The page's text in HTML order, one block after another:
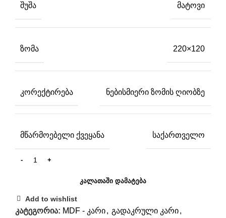
ᲨᲣᲨᲐ მატოვი
ᲖᲝᲛᲐ 220×120
ᲙᲝᲠᲔᲥᲢᲘᲠᲔᲑᲐ ნებისმიერი ზომის ღიობზე
ᲛᲬᲐᲠᲛᲝᲔᲑᲔᲚᲘ ᲥᲕᲔᲧᲐᲜᲐ საქართველო
ᲙᲐᲚᲐᲗᲐᲨᲘ ᲓᲐᲛᲐᲢᲔᲑᲐ
Add to wishlist
კატეგორია: MDF - კარი, გადაკრული კარი,